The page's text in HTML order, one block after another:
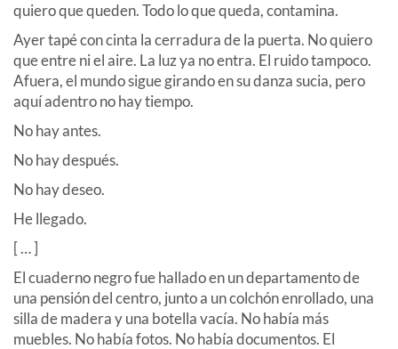
quiero que queden. Todo lo que queda, contamina.
Ayer tapé con cinta la cerradura de la puerta. No quiero
que entre ni el aire. La luz ya no entra. El ruido tampoco.
Afuera, el mundo sigue girando en su danza sucia, pero
aquí adentro no hay tiempo.
No hay antes.
No hay después.
No hay deseo.
He llegado.
[ … ]
El cuaderno negro fue hallado en un departamento de
una pensión del centro, junto a un colchón enrollado, una
silla de madera y una botella vacía. No había más
muebles. No había fotos. No había documentos. El